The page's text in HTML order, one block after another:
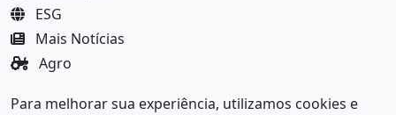
ESG
Mais Notícias
Agro
Para melhorar sua experiência, utilizamos cookies e